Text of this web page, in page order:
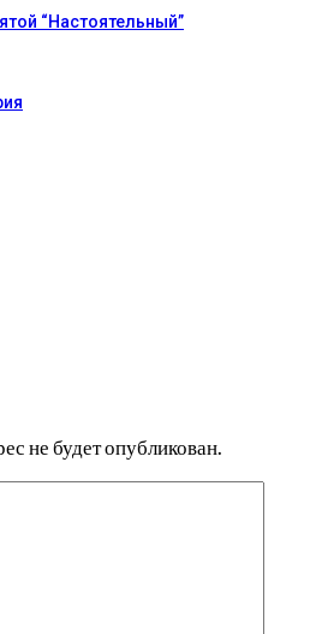
“Настоятельный”
не будет опубликован.